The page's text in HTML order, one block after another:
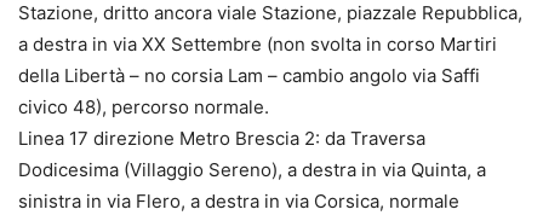
Stazione, dritto ancora viale Stazione, piazzale Repubblica,
a destra in via XX Settembre (non svolta in corso Martiri
della Libertà – no corsia Lam – cambio angolo via Saffi
civico 48), percorso normale.
Linea 17 direzione Metro Brescia 2: da Traversa
Dodicesima (Villaggio Sereno), a destra in via Quinta, a
sinistra in via Flero, a destra in via Corsica, normale